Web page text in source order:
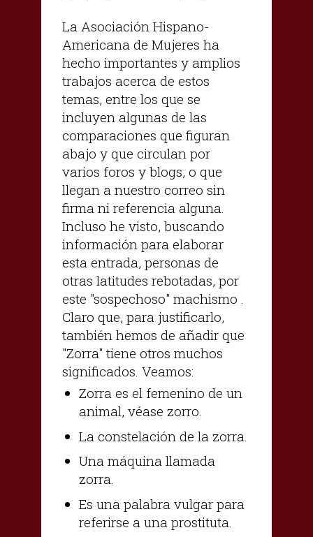
La Asociación Hispano-
Americana de Mujeres ha
hecho importantes y amplios
trabajos acerca de estos
temas, entre los que se
incluyen algunas de las
comparaciones que figuran
abajo y que circulan por
varios foros y blogs, o que
llegan a nuestro correo sin
firma ni referencia alguna.
Incluso he visto, buscando
información para elaborar
esta entrada, personas de
otras latitudes rebotadas, por
este "sospechoso" machismo .
Claro que, para justificarlo,
también hemos de añadir que
"Zorra" tiene otros muchos
significados. Veamos:
Zorra es el femenino de un
animal, véase zorro.
La constelación de la zorra.
Una máquina llamada
zorra.
Es una palabra vulgar para
referirse a una prostituta.